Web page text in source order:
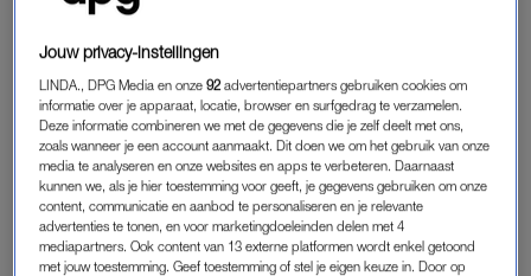
INTERVIEW
HANS VERLOOR DOCHTER ELSEMIEK (17) BIJ
MH17: 'OOK AL IS ZE ER NIET MEER, ZE IS ER
ALTIJD'
Jouw privacy-instellingen
LINDA., DPG Media en onze92 advertentiepartners gebruiken cookies om
informatie over je apparaat, locatie, browser en surfgedrag te verzamelen.
Deze informatie combineren we met de gegevens die je zelf deelt met ons,
zoals wanneer je een account aanmaakt. Dit doen we om het gebruik van onze
media te analyseren en onze websites en apps te verbeteren. Daarnaast
kunnen we, als je hier toestemming voor geeft, je gegevens gebruiken om onze
content, communicatie en aanbod te personaliseren en je relevante
advertenties te tonen, en voor marketingdoeleinden delen met 4
mediapartners. Ook content van 13 externe platformen wordt enkel getoond
met jouw toestemming. Geef toestemming of stel je eigen keuze in. Door op